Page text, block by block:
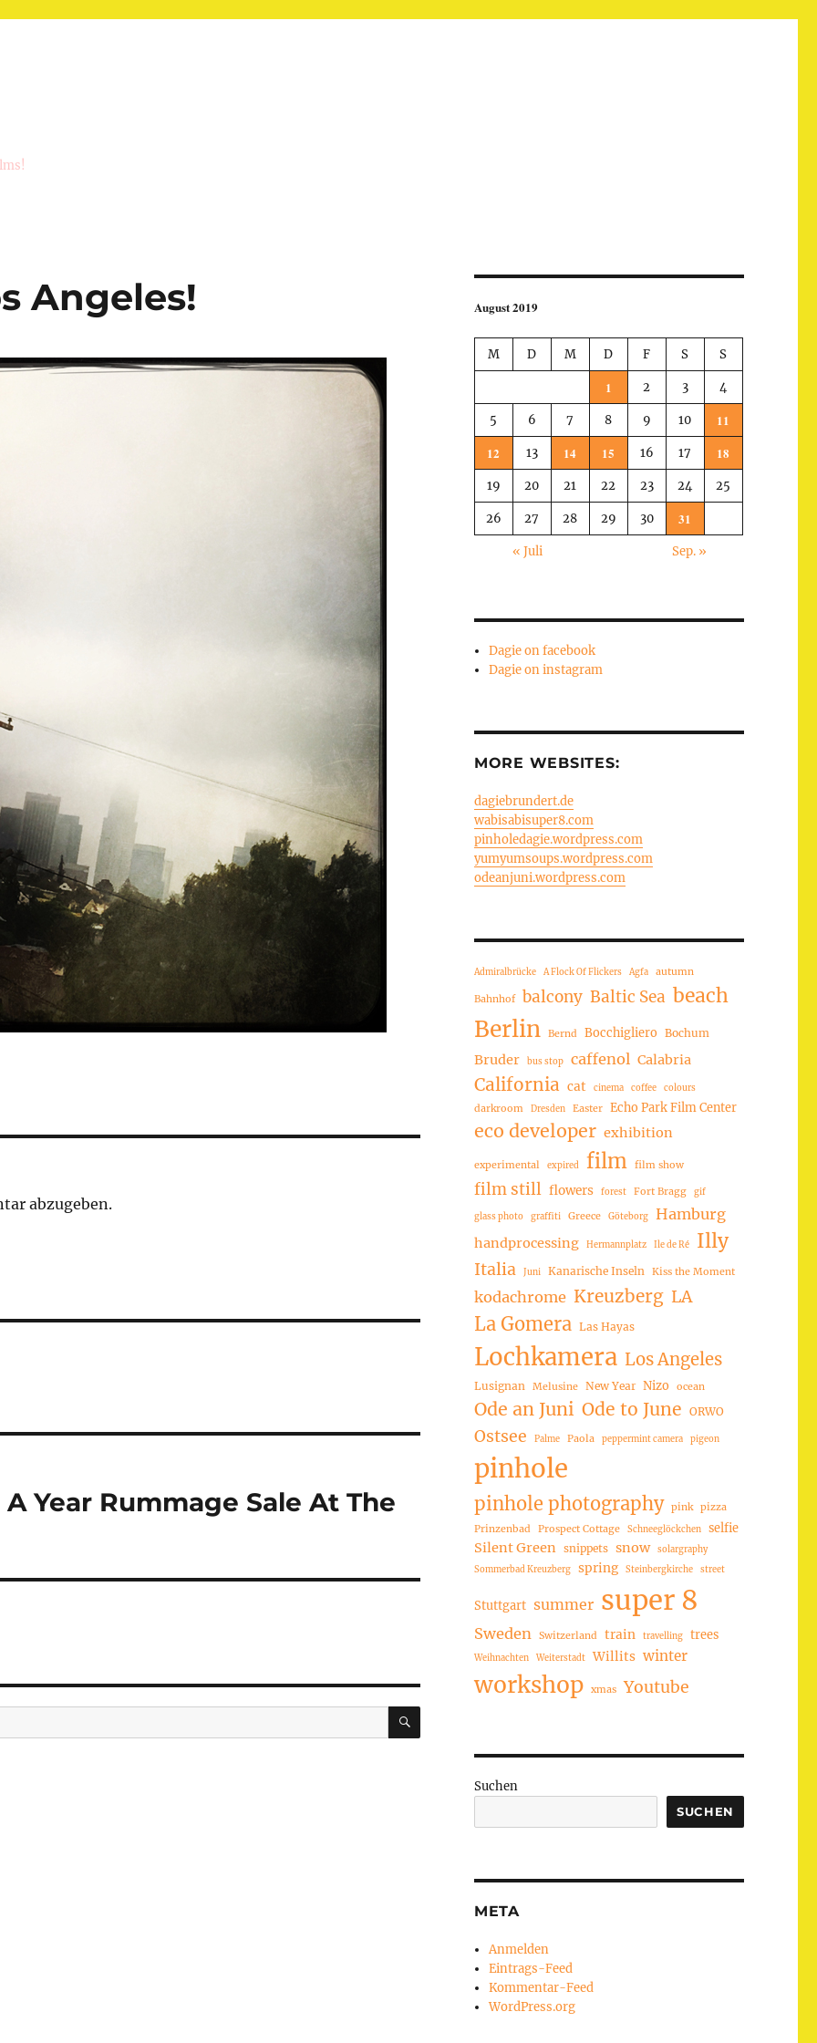
Angeles!
abzugeben.
Year Rummage Sale At The
SUCHEN
August 2019
M D M D F S S
1 2 3 4
5 6 7 8 9 10
11
12
13 14 15 16 17 18
19 20 21 22 23 24 25
26 27 28 29 30 31
« Juli Sep. »
Dagie on facebook
Dagie on instagram
MORE WEBSITES:
dagiebrundert.de
wabisabisuper8.com
pinholedagie.wordpress.com
yumyumsoups.wordpress.com
odeanjuni.wordpress.com
Admiralbrücke A Flock Of Flickers Agfa autumn
Bahnhof balcony Baltic Sea beach
Berlin Bernd Bocchigliero Bochum
Bruder bus stop caffenol Calabria
California cat cinema coffee colours
darkroom Dresden Easter Echo Park Film Center
eco developer exhibition
experimental expired film film show
film still flowers forest Fort Bragg gif
glass photo graffiti Greece Göteborg Hamburg
handprocessing Hermannplatz Ile de Ré Illy
Italia Juni Kanarische Inseln Kiss the Moment
kodachrome Kreuzberg LA
La Gomera Las Hayas
Lochkamera Los Angeles
Lusignan Melusine New Year Nizo ocean
Ode an Juni Ode to June ORWO
Ostsee Palme Paola peppermint camera pigeon
pinhole
pinhole photography pink pizza
Prinzenbad
Prospect Cottage Schneeglöckchen selfie
Silent Green snippets snow
solargraphy
Sommerbad Kreuzberg
spring Steinbergkirche street
Stuttgart summer super 8
Sweden Switzerland train travelling trees
Weihnachten Weiterstadt Willits winter
workshop xmas Youtube
Suchen
SUCHEN
META
Anmelden
Eintrags-Feed
Kommentar-Feed
WordPress.org